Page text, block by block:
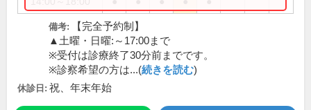
備考:
【完全予約制】
▲土曜・日曜:～17:00まで
※受付は診療終了30分前までです。
※診察希望の方は...(続きを読む)
休診日: 祝、年末年始